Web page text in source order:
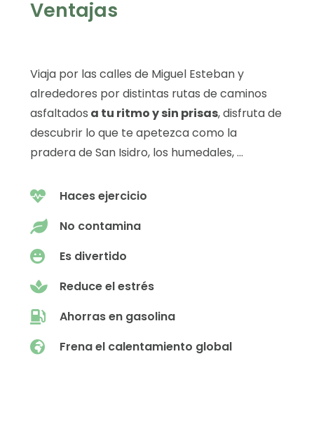
Ventajas
Viaja por las calles de Miguel Esteban y
alrededores por distintas rutas de caminos
asfaltados a tu ritmo y sin prisas, disfruta de
descubrir lo que te apetezca como la
pradera de San Isidro, los humedales, …
Haces ejercicio
No contamina
Es divertido
Reduce el estrés
Ahorras en gasolina
Frena el calentamiento global